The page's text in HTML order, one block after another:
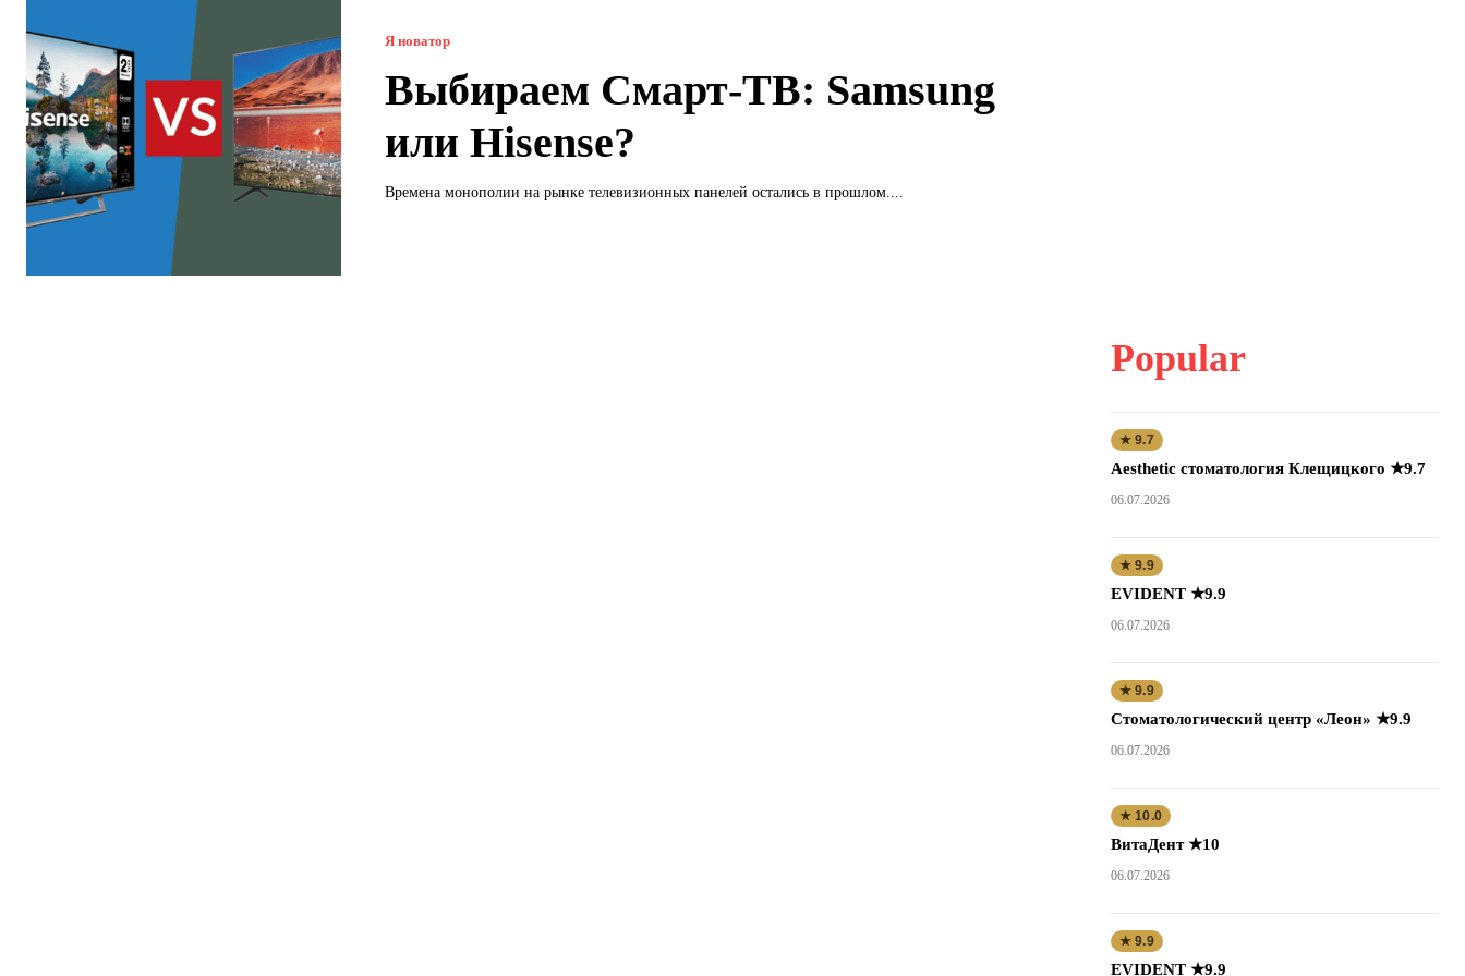
Я новатор
Выбираем Смарт-ТВ: Samsung
или Hisense?
Времена монополии на рынке телевизионных панелей остались в прошлом....
Popular
★ 9.7
Aesthetic стоматология Клещицкого ★9.7
06.07.2026
★ 9.9
EVIDENT ★9.9
06.07.2026
★ 9.9
Стоматологический центр «Леон» ★9.9
06.07.2026
★ 10.0
ВитаДент ★10
06.07.2026
★ 9.9
EVIDENT ★9.9